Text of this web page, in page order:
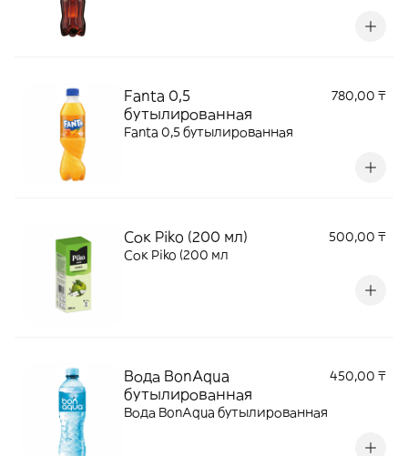
Fanta 0,5
бутылированная
780,00 ₸
Fanta 0,5 бутылированная
Сок Piko (200 мл)
500,00 ₸
Сок Piko (200 мл
Вода BonAqua
бутылированная
450,00 ₸
Вода BonAqua бутылированная